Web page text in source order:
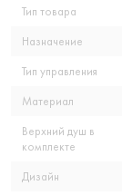
Тип товара
Назначение
Тип управления
Материал
Верхний душ в
комплекте
Дизайн